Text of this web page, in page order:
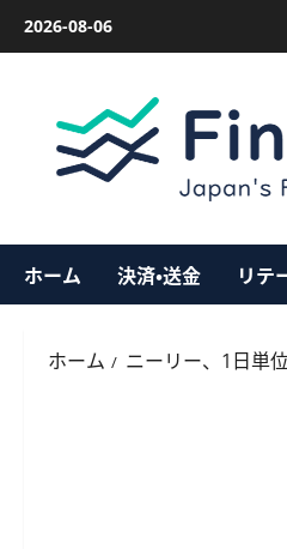
2026-08-06
ホーム 決済・送金 リテ
ホーム ニーリー、1日単